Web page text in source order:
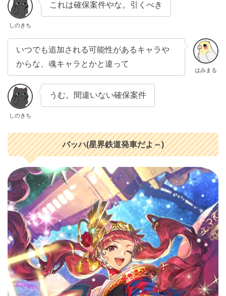
しのきち
これは確保案件やな。引くべき
はみまる
いつでも追加される可能性があるキャラや
からな、魂キャラとかと違って
しのきち
うむ。間違いない確保案件
バッハ(星界鉄道発車だよ～)